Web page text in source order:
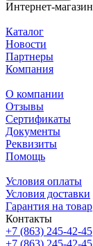
Интернет-магазин
Каталог
Новости
Партнеры
Компания
О компании
Отзывы
Сертификаты
Документы
Реквизиты
Помощь
Условия оплаты
Условия доставки
Гарантия на товар
Контакты
+7 (863) 245-42-45